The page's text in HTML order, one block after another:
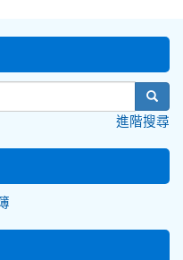
進階搜尋